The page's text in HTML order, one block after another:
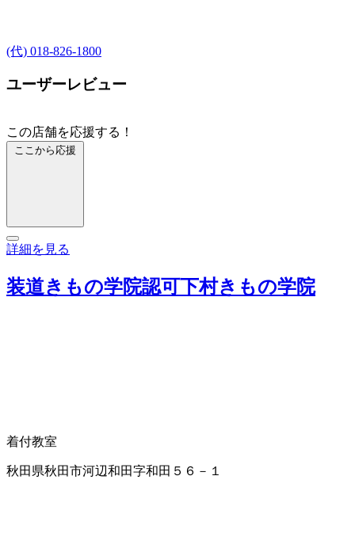
(代) 018-826-1800
ユーザーレビュー
この店舗を応援する！
ここから応援
詳細を見る
装道きもの学院認可下村きもの学院
着付教室
秋田県秋田市河辺和田字和田５６－１